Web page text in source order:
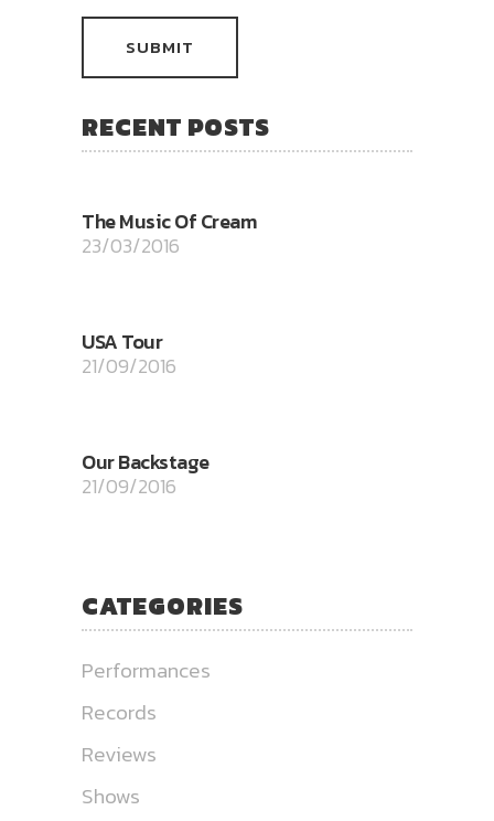
RECENT POSTS
The Music Of Cream
23/03/2016
USA Tour
21/09/2016
Our Backstage
21/09/2016
CATEGORIES
Performances
Records
Reviews
Shows